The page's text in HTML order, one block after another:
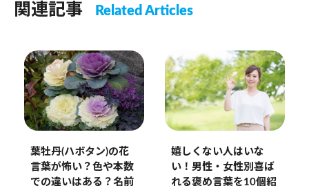
関連記事 Related Articles
葉牡丹(ハボタン)の花
言葉が怖い？色や本数
での違いはある？名前
嬉しくない人はいな
い！男性・女性別喜ば
れる褒め言葉を10個紹